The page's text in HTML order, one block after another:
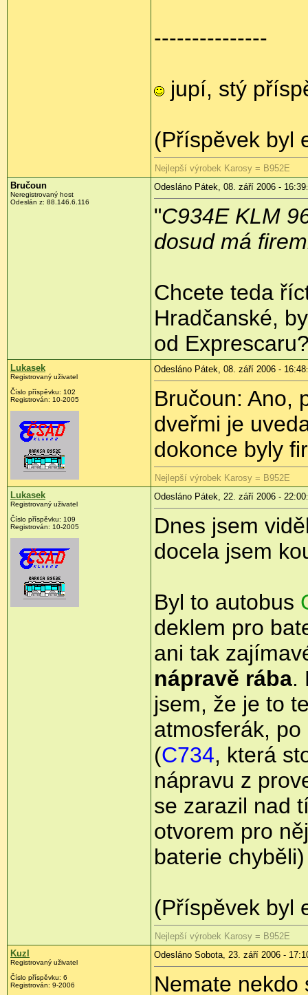
---------------
jupí, stý
(Příspěvek byl
Nejlepší výrobek Karosy = B952E
Bručoun
Neregistrovaný host
Odeslán z: 88.146.6.116
Odesláno Pátek, 08. září 2006 - 16:39
"C934E KLM
dosud má
Chcete teda
Hradčanské,
od
Lukasek
Registrovaný uživatel
Číslo příspěvku: 102
Registrován: 10-2005
Odesláno Pátek, 08. září 2006 - 16:48
Bručoun: Ano,
dveřmi je
dokonce byly
Nejlepší výrobek Karosy = B952E
Lukasek
Registrovaný uživatel
Číslo příspěvku: 109
Registrován: 10-2005
Odesláno Pátek, 22. září 2006 - 22:00
Dnes jsem
docela jsem
Byl to autobus
deklem pro
ani tak
nápravě rába.
jsem, že je to
atmosferák,
(C734, která
nápravu z
se zarazil nad
otvorem pro
baterie chyběli)
(Příspěvek byl
Nejlepší výrobek Karosy = B952E
Kuzl
Registrovaný uživatel
Číslo příspěvku: 6
Registrován: 9-2006
Odesláno Sobota, 23. září 2006 -
Nemate nekdo